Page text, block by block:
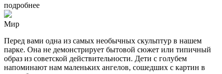
подробнее
Мир
Перед вами одна из самых необычных скульптур в нашем
парке. Она не демонстрирует бытовой сюжет или типичный
образ из советской действительности. Дети с голубем
напоминают нам маленьких ангелов, сошедших с картин в